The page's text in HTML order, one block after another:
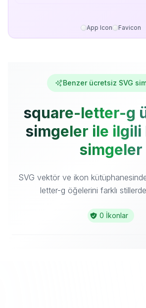
App Icon Favicon
Benzer ücretsiz SVG
square-letter-g
simgeler ile ilgili
simgeler
SVG vektör ve ikon
letter-g öğelerini farklı
0 İkonlar